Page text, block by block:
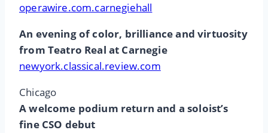
operawire.com.carnegiehall
An evening of color, brilliance and virtuosity
from Teatro Real at Carnegie
newyork.classical.review.com
Chicago
A welcome podium return and a soloist’s
fine CSO debut